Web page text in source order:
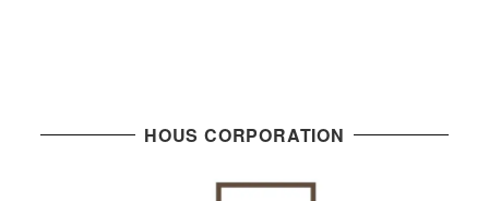
HOUS CORPORATION